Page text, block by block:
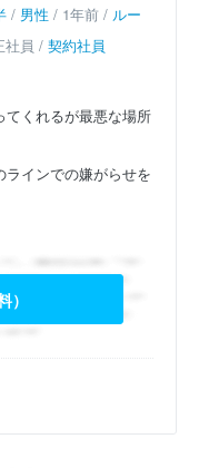
/ 男性 / 1年前 / ルー
社員 / 契約社員
てくれるが最悪な場所
インでの嫌がらせを
）